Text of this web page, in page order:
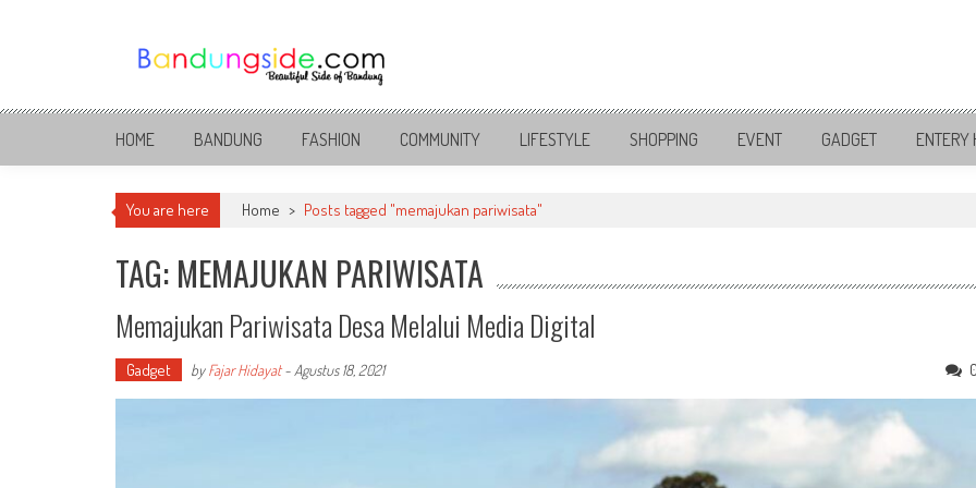
Bandung Side
Sisi Cantik Bandung
HOME BANDUNG FASHION COMMUNITY LIFESTYLE SHOPPING EVENT GADGET ENTERY
You are here Home > Posts tagged "memajukan pariwisata"
TAG: MEMAJUKAN PARIWISATA
Memajukan Pariwisata Desa Melalui Media Digital
Gadget byFajar Hidayat- Agustus 18, 2021 0